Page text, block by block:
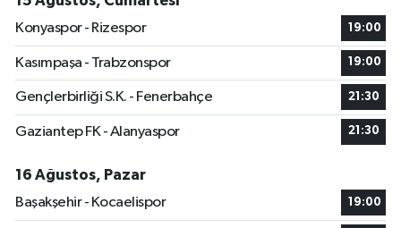
Konyaspor - Rizespor
19:00
Kasımpaşa - Trabzonspor 19:00
Gençlerbirliği S.K. - Fenerbahçe 21:30
Gaziantep FK - Alanyaspor 21:30
16 Ağustos, Pazar
Başakşehir - Kocaelispor
19:00